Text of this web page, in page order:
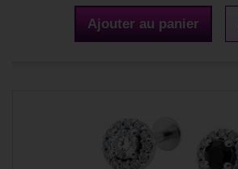
Ajouter au panier